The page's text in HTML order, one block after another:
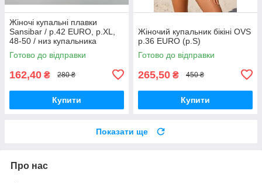
Жіночі купальні плавки
Sansibar / р.42 EURO, р.XL,
48-50 / низ купальника
Готово до відправки
162,40 ₴ 280 ₴
Купити
Жіночий купальник бікіні OVS
р.36 EURO (р.S)
Готово до відправки
265,50 ₴ 450 ₴
Купити
Показати ще
Про нас